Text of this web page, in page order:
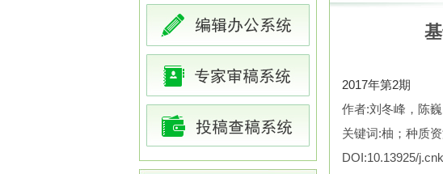
2017年第2期
作者:刘冬峰，陈
关键词:柚；种质
DOI:10.13925/